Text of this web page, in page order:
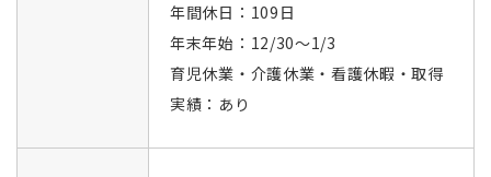
年間休日：109日
年末年始：12/30～1/3
育児休業・介護休業・看護休暇・取得
実績：あり